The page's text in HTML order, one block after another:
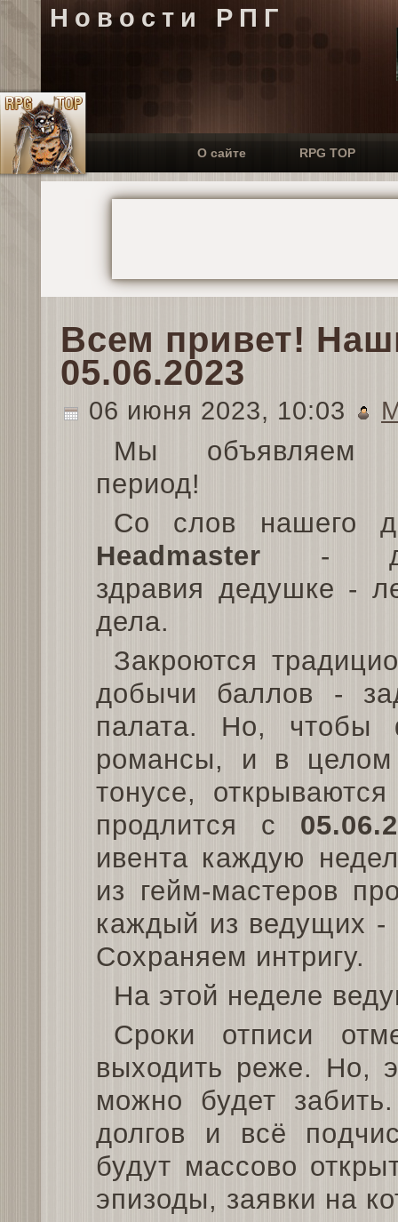
Новости РПГ
О сайте RPG TOP
Всем привет!
05.06.2023
06 июня 2023, 10:03
Мы объявляем
период!
Со слов нашего
Headmaster -
здравия дедушке -
дела.
Закроются
добычи баллов -
палата. Но, чтобы
романсы, и в целом
тонусе,
продлится с
ивента каждую
из гейм-мастеров
каждый из ведущих -
Сохраняем интригу.
На этой неделе
Сроки отписи
выходить реже. Но,
можно будет
долгов и всё
будут массово
эпизоды, заявки на